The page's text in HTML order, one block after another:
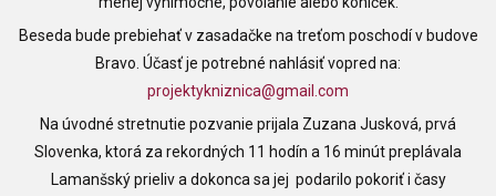
Beseda bude prebiehať v zasadačke na treťom poschodí v budove
Bravo. Účasť je potrebné nahlásiť vopred na:
projektykniznica@gmail.com
Na úvodné stretnutie pozvanie prijala Zuzana Jusková, prvá
Slovenka, ktorá za rekordných 11 hodín a 16 minút preplávala
Lamanšský prieliv a dokonca sa jej podarilo pokoriť i časy